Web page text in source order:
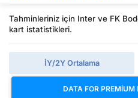
Tahminleriniz için Inter ve FK
kart istatistikleri.
İY/2Y Ortalama
DATA FOR PREMIUM